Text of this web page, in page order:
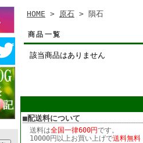
HOME > 原石 > 隕石
商品一覧
該当商品はありません
■配送料について
送料は全国一律600円です。
10000円以上お買い上げで送料無料